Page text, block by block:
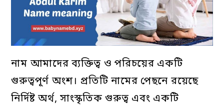
নাম আমাদের ব্যক্তিত্ব ও পরিচয়ের একটি
গুরুত্বপূর্ণ অংশ। প্রতিটি নামের পেছনে রয়েছে
নির্দিষ্ট অর্থ, সাংস্কৃতিক গুরুত্ব এবং একটি